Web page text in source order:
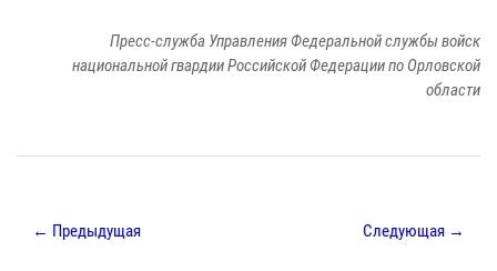
Пресс-служба Управления Федеральной службы войск
национальной гвардии Российской Федерации по Орловской
области
← Предыдущая Следующая →